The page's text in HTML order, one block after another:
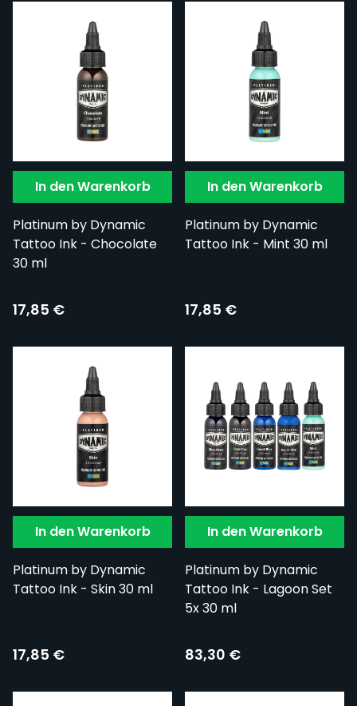
In den Warenkorb
Platinum by Dynamic
Tattoo Ink - Chocolate
30 ml
17,85 €
In den Warenkorb
Platinum by Dynamic
Tattoo Ink - Mint 30 ml
17,85 €
In den Warenkorb
Platinum by Dynamic
Tattoo Ink - Skin 30 ml
17,85 €
In den Warenkorb
Platinum by Dynamic
Tattoo Ink - Lagoon Set
5x 30 ml
83,30 €